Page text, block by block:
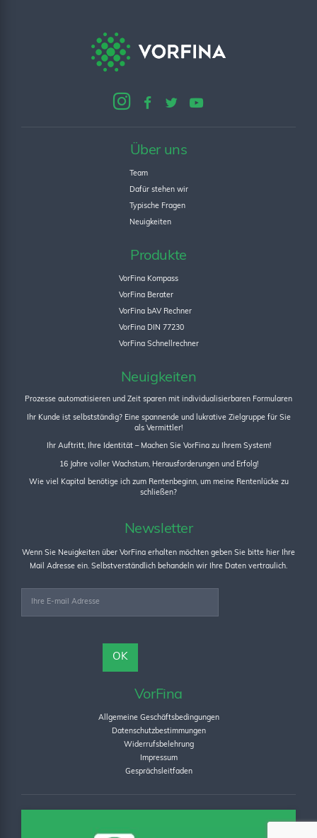
Über uns
Team
Dafür stehen wir
Typische Fragen
Neuigkeiten
Produkte
VorFina Kompass
VorFina Berater
VorFina bAV Rechner
VorFina DIN 77230
VorFina Schnellrechner
Neuigkeiten
Prozesse automatisieren und Zeit sparen mit individualisierbaren Formularen
Ihr Kunde ist selbstständig? Eine spannende und lukrative Zielgruppe für Sie
als Vermittler!
Ihr Auftritt, Ihre Identität – Machen Sie VorFina zu Ihrem System!
16 Jahre voller Wachstum, Herausforderungen und Erfolg!
Wie viel Kapital benötige ich zum Rentenbeginn, um meine Rentenlücke zu
schließen?
Newsletter
Wenn Sie Neuigkeiten über VorFina erhalten möchten geben Sie bitte hier Ihre
Mail Adresse ein. Selbstverständlich behandeln wir Ihre Daten vertraulich.
VorFina
Allgemeine Geschäftsbedingungen
Datenschutzbestimmungen
Widerrufsbelehrung
Impressum
Gesprächsleitfaden